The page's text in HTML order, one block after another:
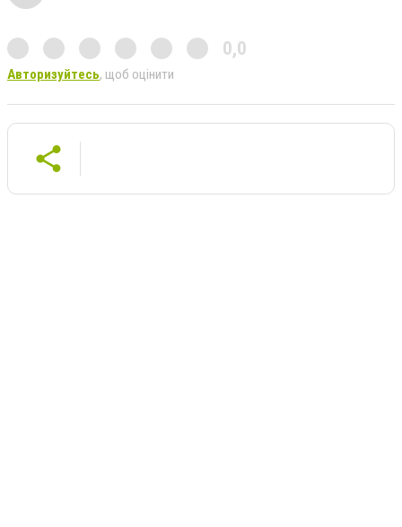
0,0
Авторизуйтесь, щоб оцінити